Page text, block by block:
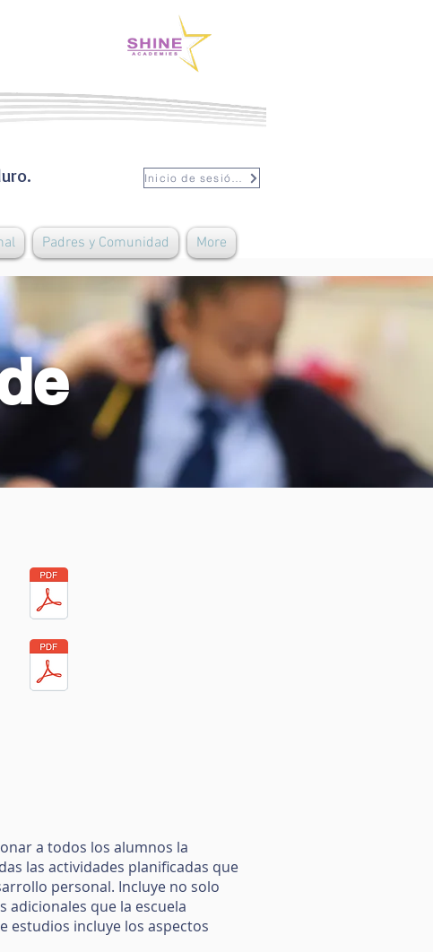
Inicio de sesión del personal
Padres y Comunidad More
a todos los alumnos la
las actividades planificadas que
personal. Incluye no solo
que la escuela
estudios incluye los aspectos